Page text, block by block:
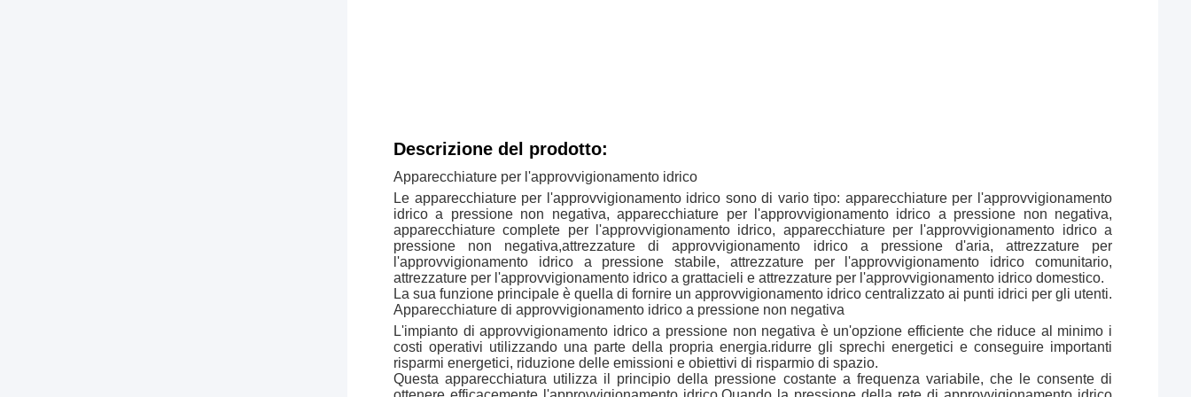
Descrizione del prodotto:
Apparecchiature per l'approvvigionamento idrico
Le apparecchiature per l'approvvigionamento idrico sono di vario tipo: apparecchiature per l'approvvigionamento
idrico a pressione non negativa, apparecchiature per l'approvvigionamento idrico a pressione non negativa,
apparecchiature complete per l'approvvigionamento idrico, apparecchiature per l'approvvigionamento idrico a
pressione non negativa,attrezzature di approvvigionamento idrico a pressione d'aria, attrezzature per
l'approvvigionamento idrico a pressione stabile, attrezzature per l'approvvigionamento idrico comunitario,
attrezzature per l'approvvigionamento idrico a grattacieli e attrezzature per l'approvvigionamento idrico domestico.
La sua funzione principale è quella di fornire un approvvigionamento idrico centralizzato ai punti idrici per gli utenti.
Apparecchiature di approvvigionamento idrico a pressione non negativa
L'impianto di approvvigionamento idrico a pressione non negativa è un'opzione efficiente che riduce al minimo i
costi operativi utilizzando una parte della propria energia.ridurre gli sprechi energetici e conseguire importanti
risparmi energetici, riduzione delle emissioni e obiettivi di risparmio di spazio.
Questa apparecchiatura utilizza il principio della pressione costante a frequenza variabile, che le consente di